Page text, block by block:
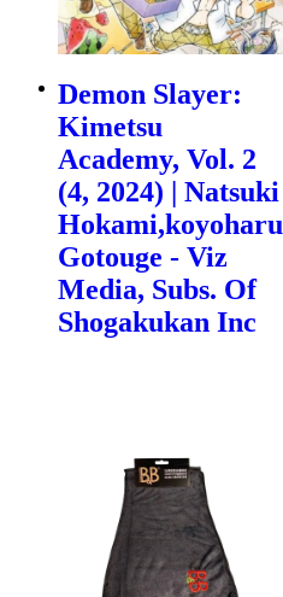
Demon Slayer:
Kimetsu
Academy, Vol. 2
(4, 2024) | Natsuki
Hokami,koyoharu
Gotouge - Viz
Media, Subs. Of
Shogakukan Inc